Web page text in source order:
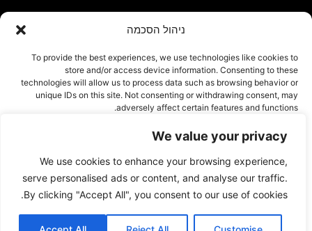
We value your privacy
We use cookies to enhance your browsing experience,
serve personalised ads or content, and analyse our traffic.
By clicking "Accept All", you consent to our use of cookies.
ניהול הסכמה
To provide the best experiences, we use technologies like cookies to
store and/or access device information. Consenting to these
technologies will allow us to process data such as browsing behavior or
unique IDs on this site. Not consenting or withdrawing consent, may
adversely affect certain features and functions.
דחייה
אודות
יבוא אישי ויבוא מקביל
טרייד אין ומשומשות
רכבים למכירה במלאי
צור קשר
עמוד פרטיות
074-7408590
office@luxury-motors.co.il